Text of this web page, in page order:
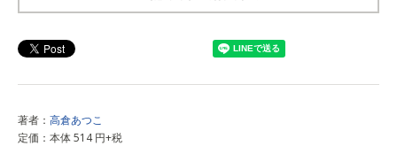
著者： 高倉あつこ
定価：本体 514 円+税